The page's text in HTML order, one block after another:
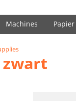
Machines Papier
zwart